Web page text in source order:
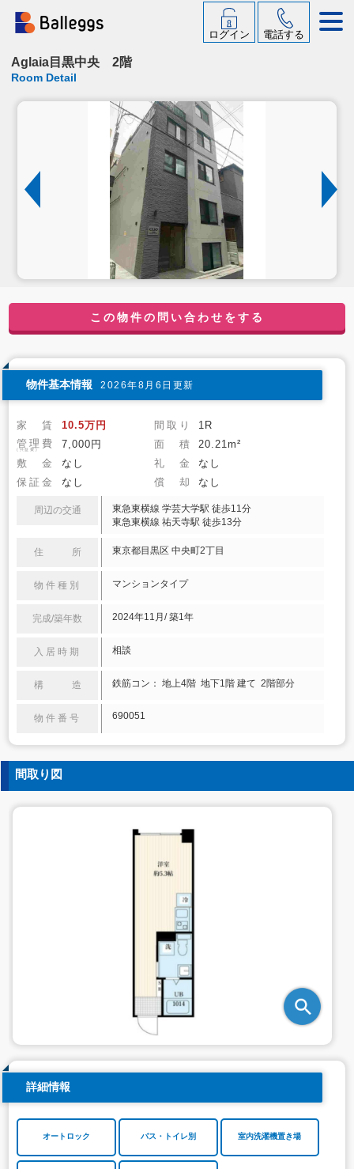
ログイン 電話する
Aglaia目黒中央 2階
Room Detail
この物件の問い合わせをする
物件基本情報 2026年8月6日更新
家 賃 10.5万円 間取り
1R
管理費
(共益費) 7,000円 面 積
20.21m²
敷 金
なし 礼 金
なし
保証金
なし 償 却 なし
周辺の交通
東急東横線 学芸大学駅 徒歩11分
東急東横線 祐天寺駅 徒歩13分
住 所 東京都目黒区 中央町2丁目
物件種別 マンションタイプ
完成/築年数 2024年11月/ 築1年
入居時期 相談
構 造 鉄筋コン： 地上4階 地下1階 建て 2階部分
物件番号 690051
間取り図
詳細情報
オートロック バス・トイレ別 室内洗濯機置き場